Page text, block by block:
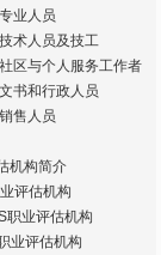
业人员
术人员及技工
区与个人服务工作者
书和行政人员
售人员
机构简介
评估机构
职业评估机构
业评估机构